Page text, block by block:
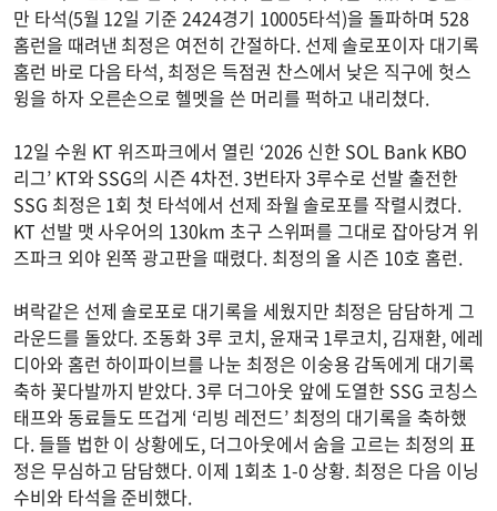
만 타석(5월 12일 기준 2424경기 10005타석)을 돌파하며 528
홈런을 때려낸 최정은 여전히 간절하다. 선제 솔로포이자 대기록
홈런 바로 다음 타석, 최정은 득점권 찬스에서 낮은 직구에 헛스
윙을 하자 오른손으로 헬멧을 쓴 머리를 퍽하고 내리쳤다.
12일 수원 KT 위즈파크에서 열린 ‘2026 신한 SOL Bank KBO
리그’ KT와 SSG의 시즌 4차전. 3번타자 3루수로 선발 출전한
SSG 최정은 1회 첫 타석에서 선제 좌월 솔로포를 작렬시켰다.
KT 선발 맷 사우어의 130km 초구 스위퍼를 그대로 잡아당겨 위
즈파크 외야 왼쪽 광고판을 때렸다. 최정의 올 시즌 10호 홈런.
벼락같은 선제 솔로포로 대기록을 세웠지만 최정은 담담하게 그
라운드를 돌았다. 조동화 3루 코치, 윤재국 1루코치, 김재환, 에레
디아와 홈런 하이파이브를 나눈 최정은 이숭용 감독에게 대기록
축하 꽃다발까지 받았다. 3루 더그아웃 앞에 도열한 SSG 코칭스
태프와 동료들도 뜨겁게 ‘리빙 레전드’ 최정의 대기록을 축하했
다. 들뜰 법한 이 상황에도, 더그아웃에서 숨을 고르는 최정의 표
정은 무심하고 담담했다. 이제 1회초 1-0 상황. 최정은 다음 이닝
수비와 타석을 준비했다.